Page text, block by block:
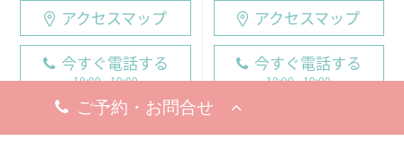
アクセスマップ
今すぐ電話する
10:00 - 19:00
アクセスマップ
今すぐ電話する
10:00 - 19:00